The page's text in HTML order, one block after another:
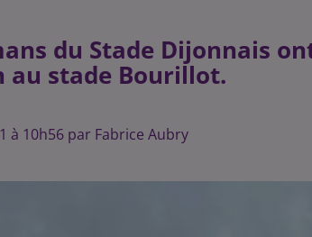
du Stade Dijonnais
au stade Bourillot.
à 10h56 par Fabrice Aubry